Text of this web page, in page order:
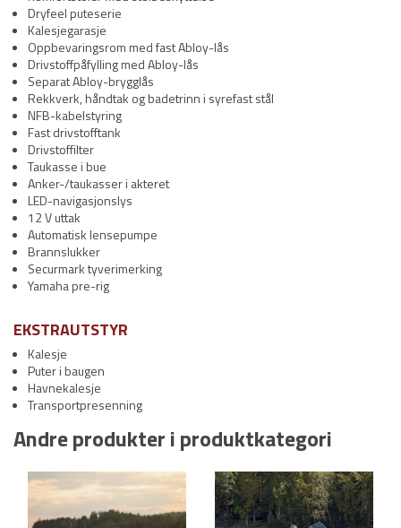
Dryfeel puteserie
Kalesjegarasje
Oppbevaringsrom med fast Abloy-lås
Drivstoffpåfylling med Abloy-lås
Separat Abloy-brygglås
Rekkverk, håndtak og badetrinn i syrefast stål
NFB-kabelstyring
Fast drivstofftank
Drivstoffilter
Taukasse i bue
Anker-/taukasser i akteret
LED-navigasjonslys
12 V uttak
Automatisk lensepumpe
Brannslukker
Securmark tyverimerking
Yamaha pre-rig
EKSTRAUTSTYR
Kalesje
Puter i baugen
Havnekalesje
Transportpresenning
Andre produkter i produktkategori